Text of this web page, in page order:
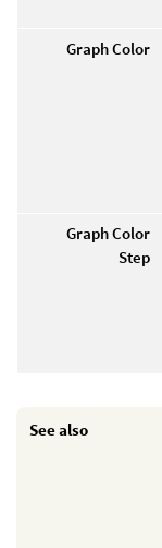
Graph Color
Graph Color
Step
See also